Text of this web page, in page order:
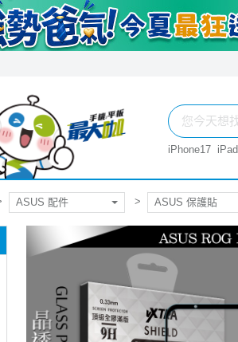
iPhone17 iPad
ASUS 配件 ASUS 保護貼